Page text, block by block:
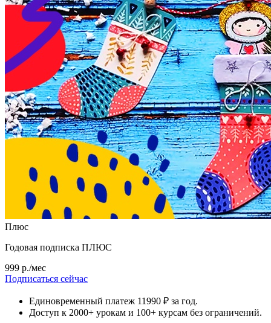
Плюс
Годовая подписка ПЛЮС
999 р./мес
Подписаться сейчас
Единовременный платеж 11990 ₽ за год.
Доступ к 2000+ урокам и 100+ курсам без ограничений.